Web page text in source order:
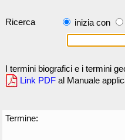
Ricerca inizia con
I termini biografici e i termini
Link PDF al Manuale
Termine: